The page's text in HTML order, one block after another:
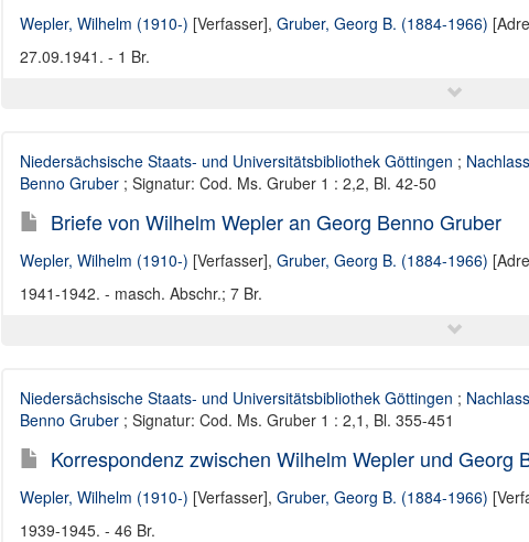
Wepler, Wilhelm (1910-) [Verfasser], Gruber, Georg B. (1884-1966)
27.09.1941. - 1 Br.
Niedersächsische Staats- und Universitätsbibliothek Göttingen ;
Benno Gruber; Signatur: Cod. Ms. Gruber 1 : 2,2, Bl. 42-50
Briefe von Wilhelm Wepler an Georg Benno Gruber
Wepler, Wilhelm (1910-) [Verfasser], Gruber, Georg B. (1884-1966)
1941-1942. - masch. Abschr.; 7 Br.
Niedersächsische Staats- und Universitätsbibliothek Göttingen ;
Benno Gruber; Signatur: Cod. Ms. Gruber 1 : 2,1, Bl. 355-451
Korrespondenz zwischen Wilhelm Wepler und Georg
Wepler, Wilhelm (1910-) [Verfasser], Gruber, Georg B. (1884-1966)
1939-1945. - 46 Br.